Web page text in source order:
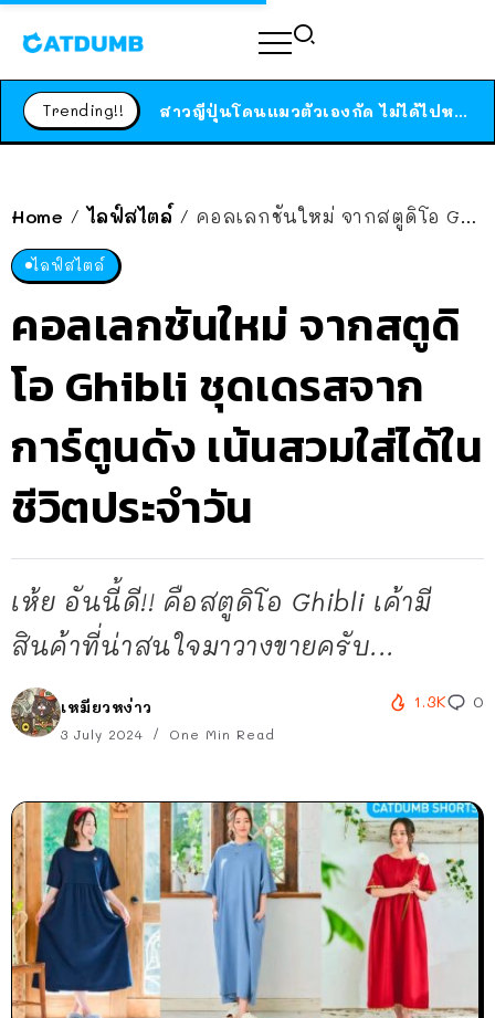
Trending!! ได้เวลาเด็กหนวดรวมตัว RF Online Next เปิดให้เล่นแล้ว เกม Sci-Fi MMORPG ระดับตำนาน เล่นได้ทั้งมือถือและ PC
Home / ไลฟ์สไตล์ / คอลเลกชันใหม่ จากสตูดิโอ Ghibli ชุดเดรสจากการ์ตูนดัง เน้นสวมใส่ได้ในชีวิตประจำวัน
ไลฟ์สไตล์
คอลเลกชันใหม่ จากสตูดิ
โอ Ghibli ชุดเดรสจาก
การ์ตูนดัง เน้นสวมใส่ได้ใน
ชีวิตประจำวัน
เห้ย อันนี้ดี!! คือสตูดิโอ Ghibli เค้ามี
สินค้าที่น่าสนใจมาวางขายครับ...
เหมียวหง่าว
3 July 2024 One Min Read
1.3K 0